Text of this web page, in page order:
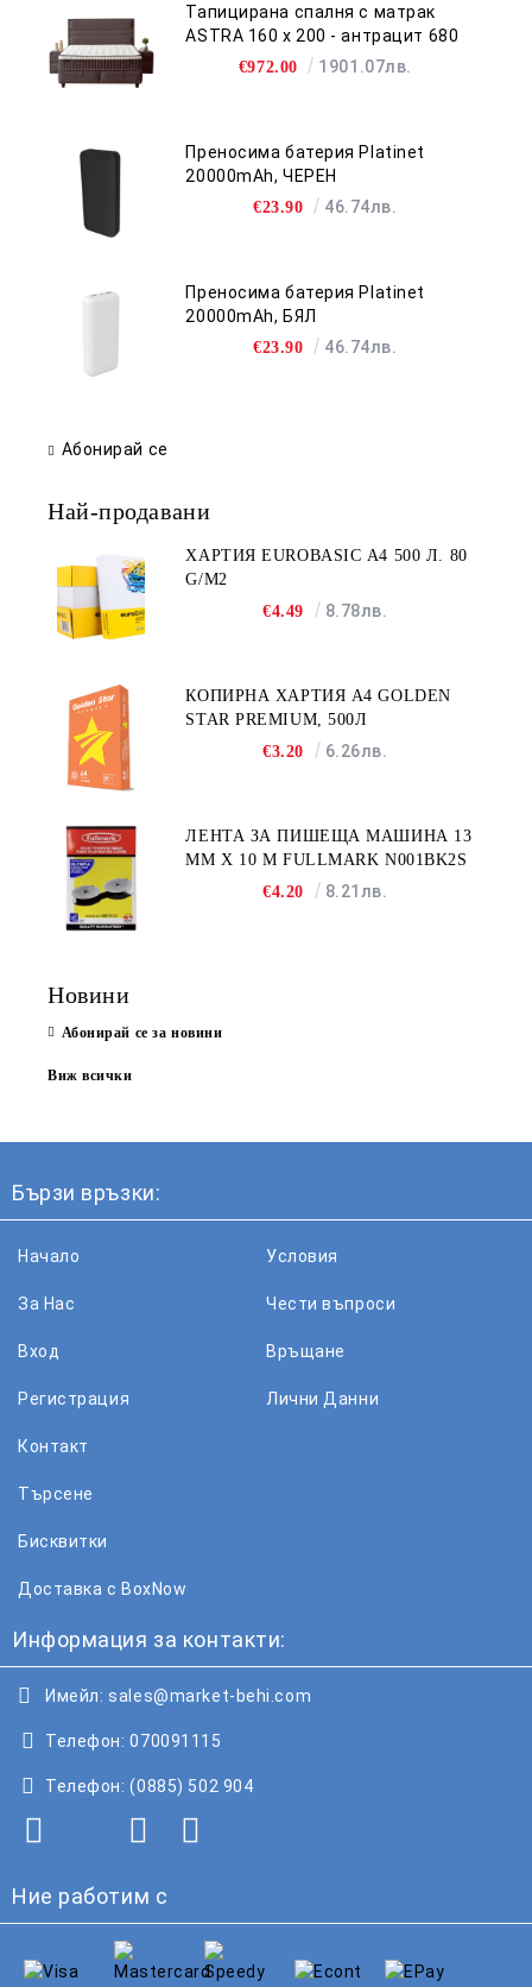
Тапицирана спалня с матрак
ASTRA 160 x 200 - антрацит 680
€972.00 1901.07лв.
Преносима батерия Platinet
20000mAh, ЧЕРЕН
€23.90 46.74лв.
Преносима батерия Platinet
20000mAh, БЯЛ
€23.90 46.74лв.
Абонирай се
Най-продавани
ХАРТИЯ EUROBASIC А4 500 Л. 80
G/M2
€4.49
8.78лв.
КОПИРНА ХАРТИЯ A4 GOLDEN
STAR PREMIUM, 500Л
€3.20
6.26лв.
ЛЕНТА ЗА ПИШЕЩА МАШИНА 13
MM X 10 M FULLMARK N001BK2S
€4.20
8.21лв.
Новини
Абонирай се за новини
Виж всички
Бързи връзки:
Начало
За Нас
Вход
Регистрация
Условия
Чести въпроси
Връщане
Лични Данни
Контакт
Търсене
Бисквитки
Доставка с BoxNow
Информация за контакти:
Имейл: sales@market-behi.com
Телефон: 070091115
Телефон: (0885) 502 904
Ние работим с